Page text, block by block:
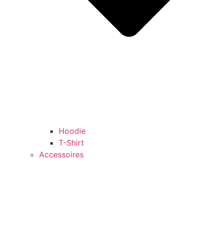
Hoodie
T-Shirt
Accessoires